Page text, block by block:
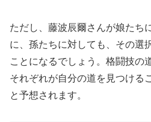
ただし、藤波辰爾さんが娘たち
に、孫たちに対しても、その選
ことになるでしょう。格闘技の
それぞれが自分の道を見つける
と予想されます。